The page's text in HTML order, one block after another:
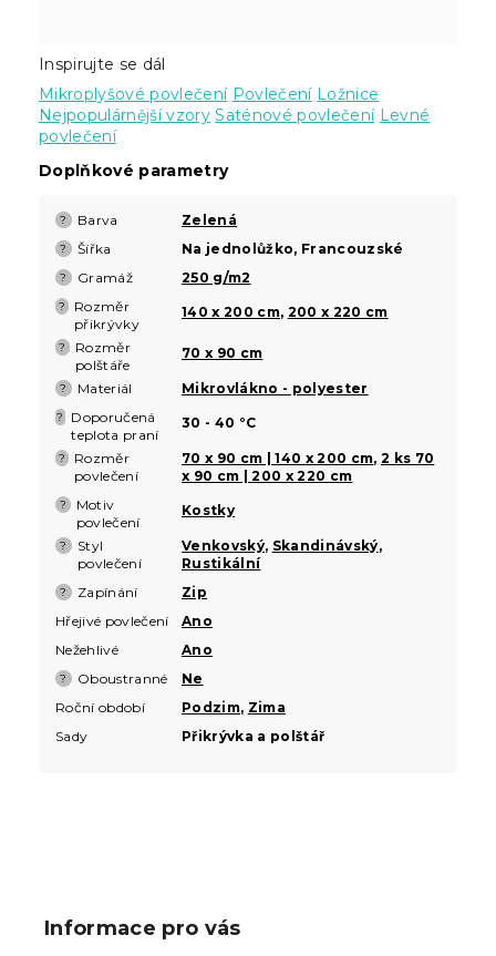
Inspirujte se dál
Mikroplyšové povlečení Povlečení Ložnice
Nejpopulárnější vzory Saténové povlečení Levné
povlečení
Doplňkové parametry
? Barva Zelená
? Šířka Na jednolůžko, Francouzské
? Gramáž 250 g/m2
?
Rozměr
přikrývky
140 x 200 cm, 200 x 220 cm
?
Rozměr
polštáře
70 x 90 cm
? Materiál Mikrovlákno - polyester
?
Doporučená
teplota praní
30 - 40 °C
?
Rozměr
povlečení
70 x 90 cm | 140 x 200 cm,2 ks 70
x 90 cm | 200 x 220 cm
?
Motiv
povlečení
Kostky
?
Styl
povlečení
Venkovský, Skandinávský,
Rustikální
? Zapínání
Zip
Hřejivé povlečení
Ano
Nežehlivé
Ano
? Oboustranné
Ne
Roční období
Podzim, Zima
Sady
Přikrývka a polštář
Informace pro vás